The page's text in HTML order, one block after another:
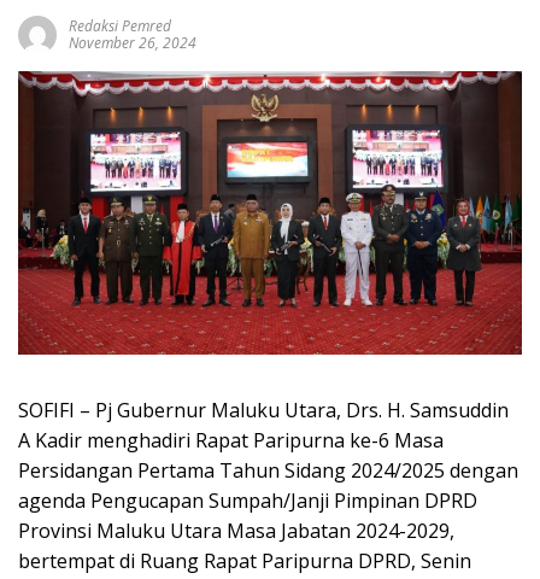
Redaksi Pemred
November 26, 2024
SOFIFI – Pj Gubernur Maluku Utara, Drs. H. Samsuddin
A Kadir menghadiri Rapat Paripurna ke-6 Masa
Persidangan Pertama Tahun Sidang 2024/2025 dengan
agenda Pengucapan Sumpah/Janji Pimpinan DPRD
Provinsi Maluku Utara Masa Jabatan 2024-2029,
bertempat di Ruang Rapat Paripurna DPRD, Senin